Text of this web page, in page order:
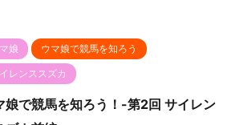
娘 ウマ娘で競馬を知ろう
レンススズカ
娘で競馬を知ろう！-第2回 サイレン